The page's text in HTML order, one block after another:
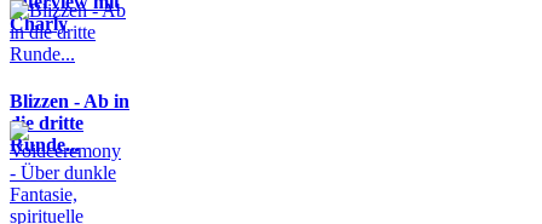
Charly
Blizzen - Ab in
die dritte
Runde...